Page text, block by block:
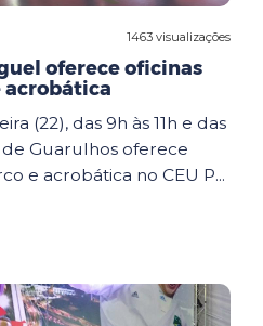
1463 visualizações
oferece oficinas
acrobática
(22), das 9h às 11h e das
de Guarulhos oferece
e acrobática no CEU P...